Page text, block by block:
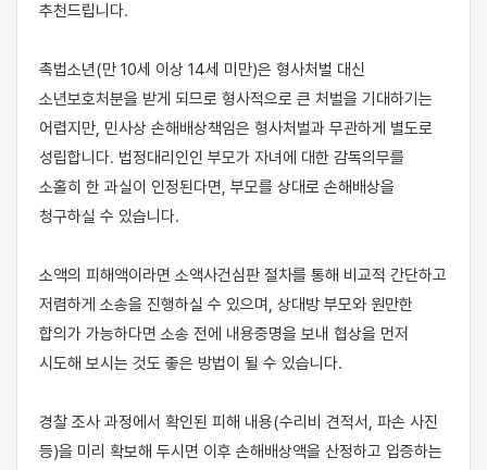
추천드립니다.
촉법소년(만 10세 이상 14세 미만)은 형사처벌 대신
소년보호처분을 받게 되므로 형사적으로 큰 처벌을 기대하기는
어렵지만, 민사상 손해배상책임은 형사처벌과 무관하게 별도로
성립합니다. 법정대리인인 부모가 자녀에 대한 감독의무를
소홀히 한 과실이 인정된다면, 부모를 상대로 손해배상을
청구하실 수 있습니다.
소액의 피해액이라면 소액사건심판 절차를 통해 비교적 간단하고
저렴하게 소송을 진행하실 수 있으며, 상대방 부모와 원만한
합의가 가능하다면 소송 전에 내용증명을 보내 협상을 먼저
시도해 보시는 것도 좋은 방법이 될 수 있습니다.
경찰 조사 과정에서 확인된 피해 내용(수리비 견적서, 파손 사진
등)을 미리 확보해 두시면 이후 손해배상액을 산정하고 입증하는